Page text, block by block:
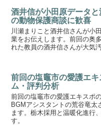
酒井信が小田原データ
の動物保護商談に歓喜
川瀬まりこと酒井信さんが小
業をお伝えします。前回の奥
れた教員の酒井信さんが大気
前回の塩竈市の愛護エ
ム・評判分析
前回の塩竈市の愛護エキスポ
BGMアシスタントの荒谷竜太
ます。栃木採用と温暖化進行
す。